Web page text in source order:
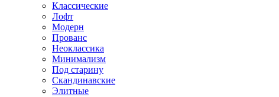
Классические
Лофт
Модерн
Прованс
Неоклассика
Минимализм
Под старину
Скандинавские
Элитные